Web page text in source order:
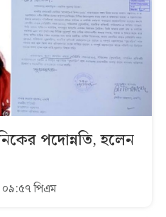
পদোন্নতি, হলেন
পিএম